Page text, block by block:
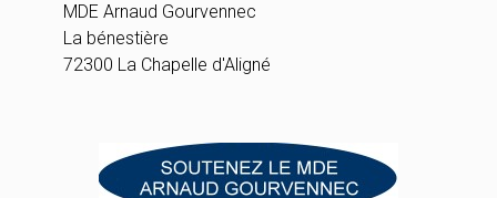
MDE Arnaud Gourvennec
La bénestière
72300 La Chapelle d'Aligné